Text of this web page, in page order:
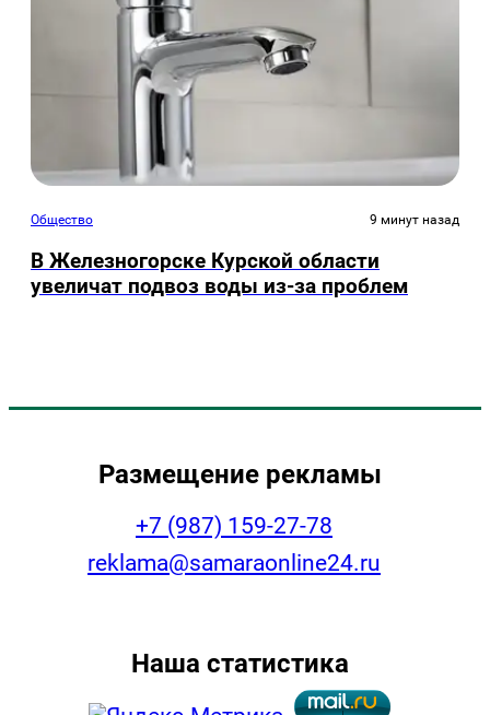
Общество 9 минут назад
В Железногорске Курской области
увеличат подвоз воды из-за проблем
Размещение рекламы
+7 (987) 159-27-78
reklama@samaraonline24.ru
Наша статистика